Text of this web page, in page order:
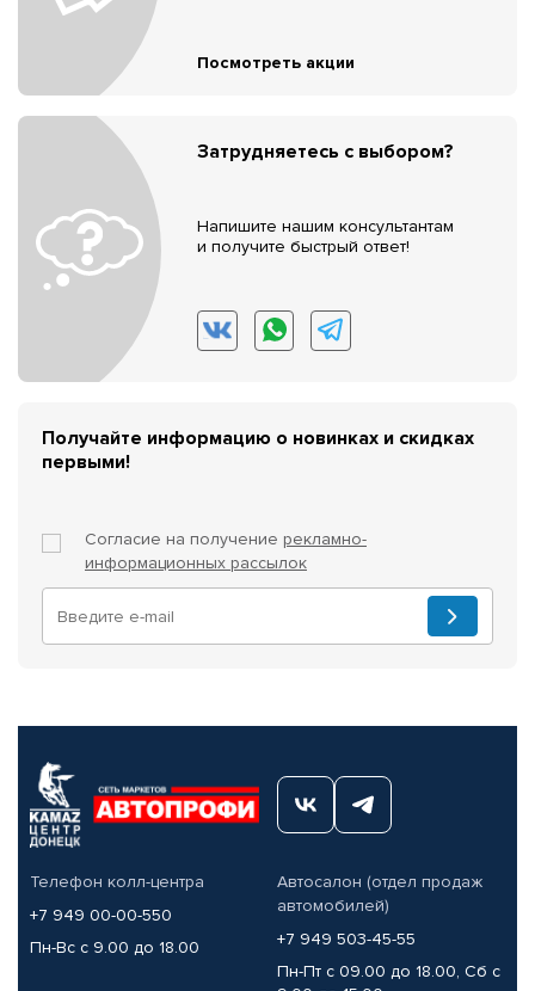
Посмотреть акции
Затрудняетесь с выбором?
Напишите нашим консультантам
и получите быстрый ответ!
Получайте информацию о новинках и скидках
первыми!
Согласие на получение рекламно-
информационных рассылок
Телефон колл-центра
+7 949 00-00-550
Пн-Вс с 9.00 до 18.00
Автосалон (отдел продаж
автомобилей)
+7 949 503-45-55
Пн-Пт с 09.00 до 18.00, Сб с